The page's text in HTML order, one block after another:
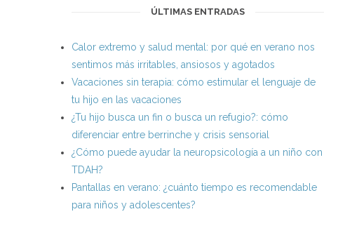
ÚLTIMAS ENTRADAS
Calor extremo y salud mental: por qué en verano nos
sentimos más irritables, ansiosos y agotados
Vacaciones sin terapia: cómo estimular el lenguaje de
tu hijo en las vacaciones
¿Tu hijo busca un fin o busca un refugio?: cómo
diferenciar entre berrinche y crisis sensorial
¿Cómo puede ayudar la neuropsicología a un niño con
TDAH?
Pantallas en verano: ¿cuánto tiempo es recomendable
para niños y adolescentes?